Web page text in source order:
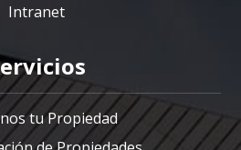
Intranet
tu Propiedad